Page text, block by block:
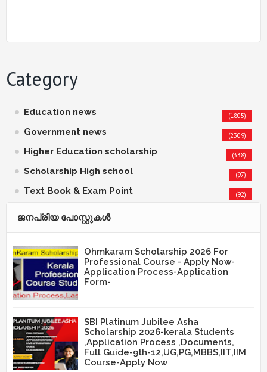
Category
Education news (1805)
Government news (2309)
Higher Education scholarship (338)
Scholarship High school (97)
Text Book & Exam Point (92)
ജനപ്രിയ പോസ്റ്റുകള്‍‌
Ohmkaram Scholarship 2026 For
Professional Course - Apply Now-
Application Process-Application
Form-
SBI Platinum Jubilee Asha
Scholarship 2026-kerala Students
,Application Process ,Documents,
Full Guide-9th-12,UG,PG,MBBS,IIT,IIM
Course-Apply Now